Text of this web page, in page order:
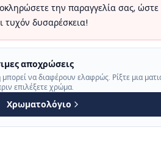
την παραγγελία σας,
δυσαρέσκεια!
αποχρώσεις
να διαφέρουν ελαφρώς. Ρίξτε μια
επιλέξετε χρώμα.
Χρωματολόγιο